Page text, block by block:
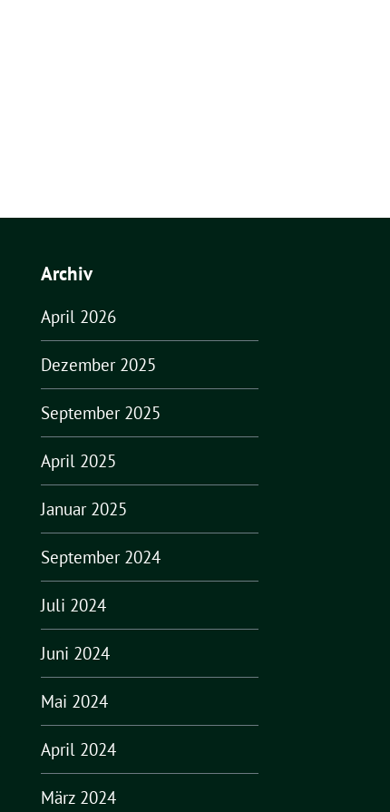
Archiv
April 2026
Dezember 2025
September 2025
April 2025
Januar 2025
September 2024
Juli 2024
Juni 2024
Mai 2024
April 2024
März 2024